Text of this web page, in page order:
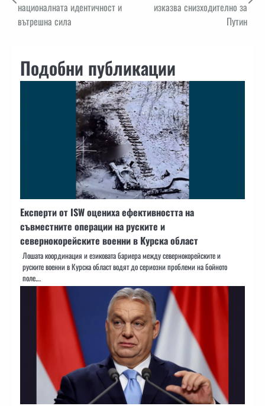
националната идентичност и
вътрешна сила
изказва снизходително за
Путин
Подобни публикации
Експерти от ISW оцениха ефективността на
съвместните операции на руските и
севернокорейските военни в Курска област
Лошата координация и езиковата бариера между севернокорейските и
руските военни в Курска област водят до сериозни проблеми на бойното
поле.…